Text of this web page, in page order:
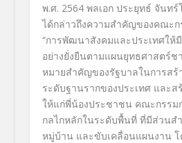
พ.ศ. 2564 พลเอก ประยุทธ์ จันท
ได้กล่าวถึงความสำคัญของคณะ
“การพัฒนาสังคมและประเทศให้
อย่างยั่งยืนตามแผนยุทธศาสตร์ช
หมายสำคัญของรัฐบาลในการสร้
ระดับฐานรากของประเทศ และ
ให้แก่พี่น้องประชาชน คณะกรรม
กลไกหลักในระดับพื้นที่ ที่มีส่วน
หมู่บ้าน และขับเคลื่อนแผนงาน โ